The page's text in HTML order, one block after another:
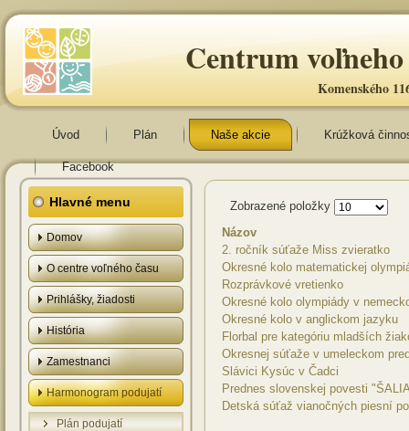
Centrum voľneho
Komenského
Úvod Plán Naše akcie Krúžková
Facebook
Hlavné menu
Domov
O centre voľného času
Prihlášky, žiadosti
História
Zamestnanci
Harmonogram podujatí
Plán podujatí
Zobrazené položky
Názov
2. ročník súťaže Miss zvieratko
Okresné kolo matematickej
Rozprávkové vretienko
Okresné kolo olympiády v
Okresné kolo v anglickom jazyku
Florbal pre kategóriu mladších
Okresnej súťaže v umeleckom
Slávici Kysúc v Čadci
Prednes slovenskej povesti
Detská súťaž vianočných piesní